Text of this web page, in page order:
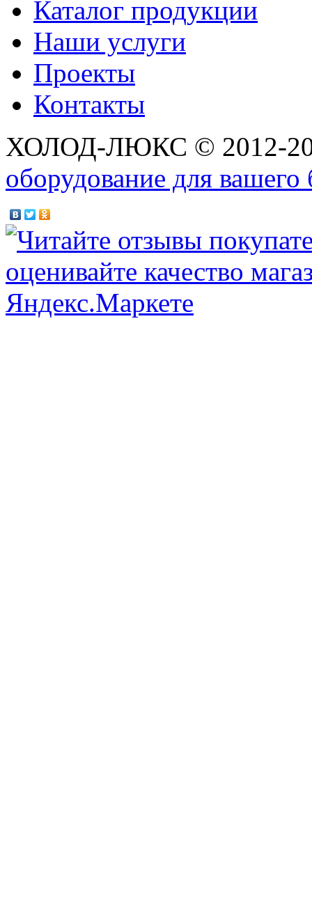
Каталог продукции
Наши услуги
Проекты
Контакты
ХОЛОД-ЛЮКС © 2012-
оборудование для вашего